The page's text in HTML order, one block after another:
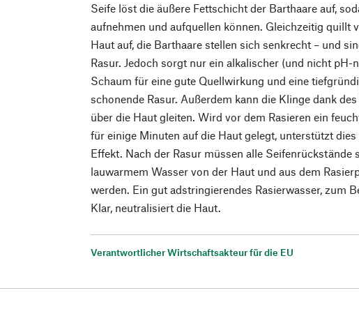
Seife löst die äußere Fettschicht der Barthaare auf,
aufnehmen und aufquellen können. Gleichzeitig quillt
Haut auf, die Barthaare stellen sich senkrecht – und
Rasur. Jedoch sorgt nur ein alkalischer (und nicht pH-
Schaum für eine gute Quellwirkung und eine
schonende Rasur. Außerdem kann die Klinge dank
über die Haut gleiten. Wird vor dem Rasieren ein
für einige Minuten auf die Haut gelegt, unterstützt
Effekt. Nach der Rasur müssen alle Seifenrückstände
lauwarmem Wasser von der Haut und aus dem
werden. Ein gut adstringierendes Rasierwasser, zum
Klar, neutralisiert die Haut.
Verantwortlicher Wirtschaftsakteur für die EU